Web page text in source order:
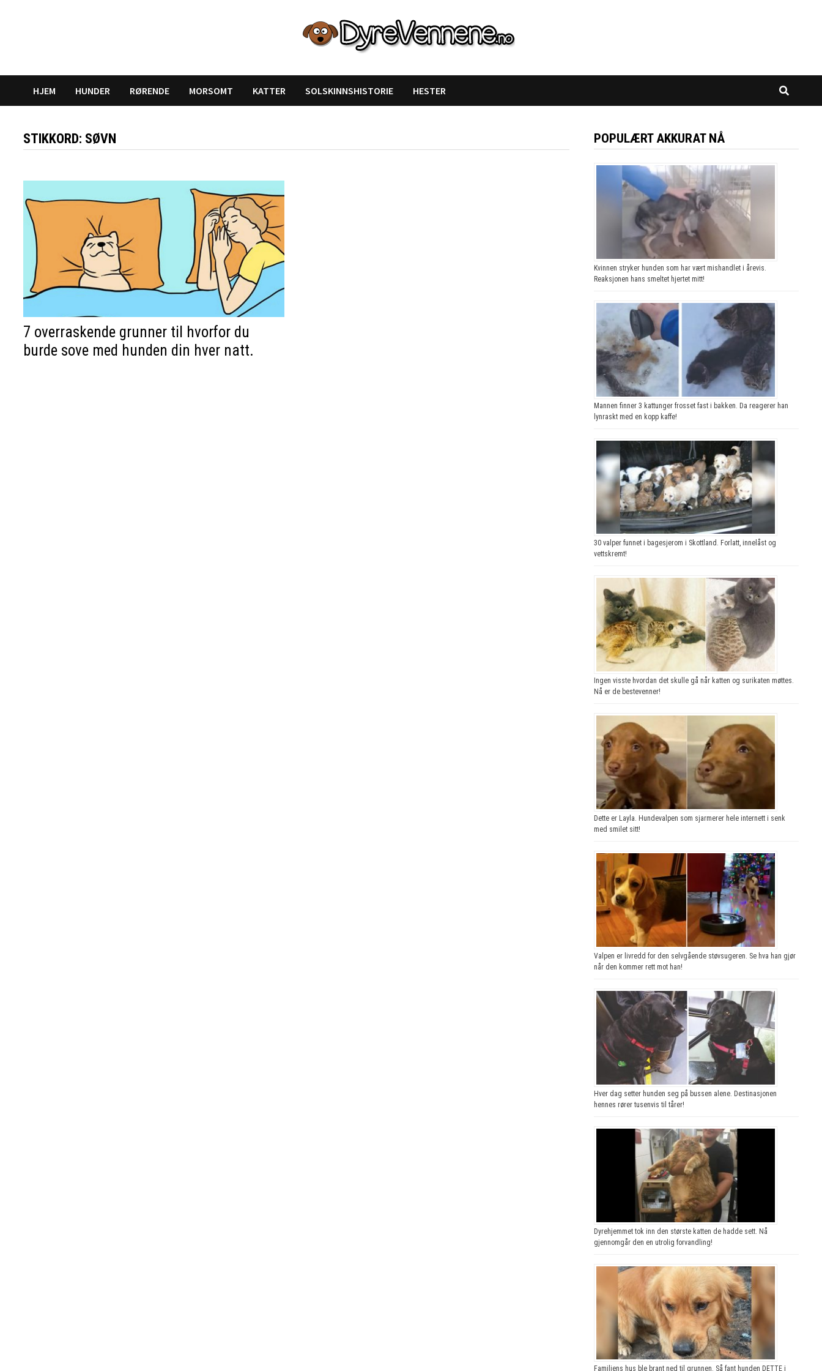
HJEM HUNDER RØRENDE MORSOMT KATTER SOLSKINNSHISTORIE HESTER
STIKKORD: SØVN
7 overraskende grunner til hvorfor du
burde sove med hunden din hver natt.
POPULÆRT AKKURAT NÅ
Kvinnen stryker hunden som har vært mishandlet i årevis.
Reaksjonen hans smeltet hjertet mitt!
Mannen finner 3 kattunger frosset fast i bakken. Da reagerer han
lynraskt med en kopp kaffe!
30 valper funnet i bagesjerom i Skottland. Forlatt, innelåst og
vettskremt!
Ingen visste hvordan det skulle gå når katten og surikaten møttes.
Nå er de bestevenner!
Dette er Layla. Hundevalpen som sjarmerer hele internett i senk
med smilet sitt!
Valpen er livredd for den selvgående støvsugeren. Se hva han gjør
når den kommer rett mot han!
Hver dag setter hunden seg på bussen alene. Destinasjonen
hennes rører tusenvis til tårer!
Dyrehjemmet tok inn den største katten de hadde sett. Nå
gjennomgår den en utrolig forvandling!
Familiens hus ble brant ned til grunnen. Så fant hunden DETTE i
Likte du denne artikkelen?
DEL den gjerne!
Del på Facebook